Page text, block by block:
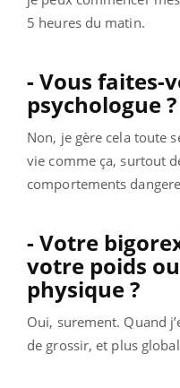
5 heures du matin.
- Vous faites-
psychologue ?
Non, je gère cela toute
vie comme ça, surtout
comportements
- Votre
votre poids
physique ?
Oui, surement. Quand
de grossir, et plus